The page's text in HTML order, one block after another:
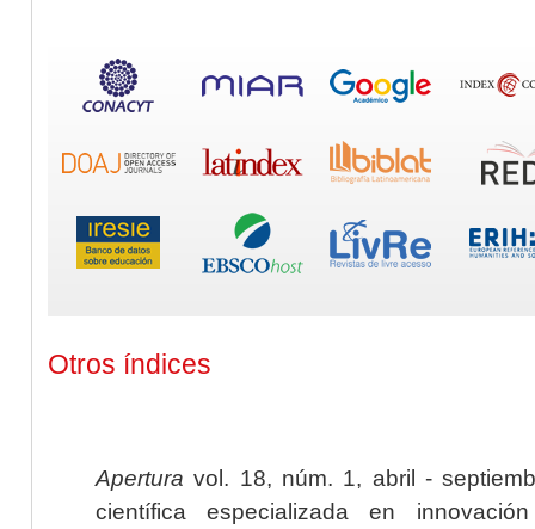
Otros índices
Apertura vol. 18, núm. 1, abril -
científica especializada en